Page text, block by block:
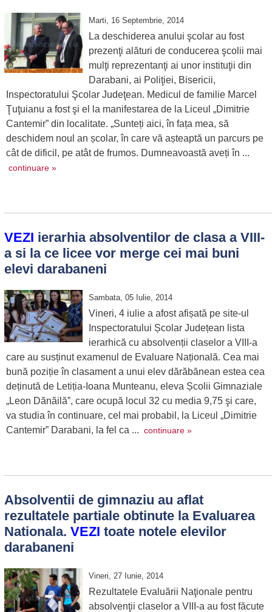
Marti, 16 Septembrie, 2014
La deschiderea anului şcolar au fost
prezenţi alături de conducerea şcolii mai
mulţi reprezentanţi ai unor instituţii din
Darabani, ai Poliţiei, Bisericii,
Inspectoratului Şcolar Judeţean. Medicul de familie Marcel
Ţuţuianu a fost şi el la manifestarea de la Liceul „Dimitrie
Cantemir” din localitate. „Sunteți aici, în fața mea, să
deschidem noul an școlar, în care vă așteaptă un parcurs pe
cât de dificil, pe atât de frumos. Dumneavoastă aveți în ...
continuare »
VEZI ierarhia absolventilor de clasa a VIII-
a si la ce licee vor merge cei mai buni
elevi darabaneni
Sambata, 05 Iulie, 2014
Vineri, 4 iulie a afost afișată pe site-ul
Inspectoratului Școlar Județean lista
ierarhică cu absolvenții claselor a VIII-a
care au susținut examenul de Evaluare Națională. Cea mai
bună poziție în clasament a unui elev dărăbănean estea cea
deținută de Letiția-Ioana Munteanu, eleva Școlii Gimnaziale
„Leon Dănăilă”, care ocupă locul 32 cu media 9,75 şi care,
va studia în continuare, cel mai probabil, la Liceul „Dimitrie
Cantemir” Darabani, la fel ca ... continuare »
Absolventii de gimnaziu au aflat
rezultatele partiale obtinute la Evaluarea
Nationala. VEZI toate notele elevilor
darabaneni
Vineri, 27 Iunie, 2014
Rezultatele Evaluării Naţionale pentru
absolvenţii claselor a VIII-a au fost făcute